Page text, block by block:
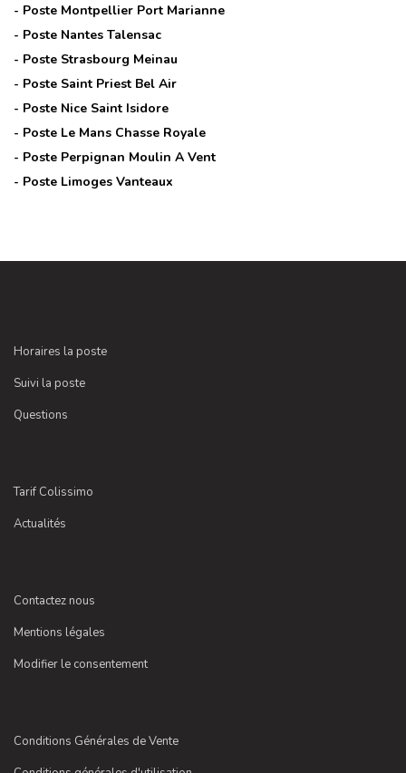
- Poste Montpellier Port Marianne
- Poste Nantes Talensac
- Poste Strasbourg Meinau
- Poste Saint Priest Bel Air
- Poste Nice Saint Isidore
- Poste Le Mans Chasse Royale
- Poste Perpignan Moulin A Vent
- Poste Limoges Vanteaux
Horaires la poste
Suivi la poste
Questions
Tarif Colissimo
Actualités
Contactez nous
Mentions légales
Modifier le consentement
Conditions Générales de Vente